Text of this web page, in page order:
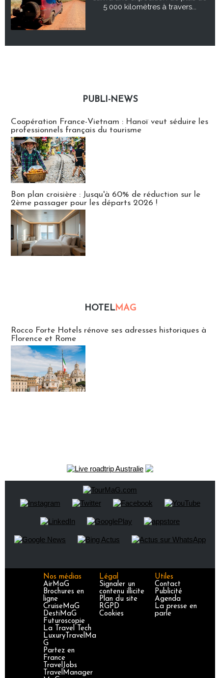
5 000 kilomètres à travers...
PUBLI-NEWS
Coopération France-Vietnam : Hanoï veut séduire les
professionnels français du tourisme
Bon plan croisière : Jusqu'à 60% de réduction sur le
2ème passager pour les départs 2026 !
HOTELMAG
Rocco Forte Hotels rénove ses adresses historiques à
Florence et Rome
Nos médias
AirMaG
Brochures en
ligne
CruiseMaG
DestiMaG
Futuroscopie
La Travel Tech
LuxuryTravelMa
G
Partez en
France
TravelJobs
TravelManager
Légal
Signaler un
contenu illicite
Plan du site
RGPD
Cookies
Utiles
Contact
Publicité
Agenda
La presse en
parle